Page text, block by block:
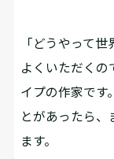
「どうやって
よくいただくの
イプの作家です
とがあったら
ます。